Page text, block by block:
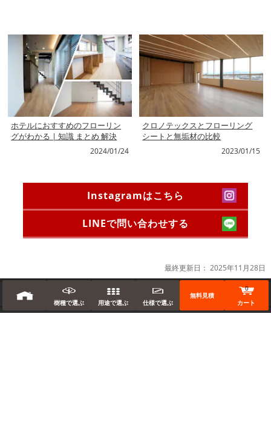
ホテルにおすすめのフローリン
グがわかる | 知識 まとめ 解決
2024/01/24
クロノテックスとフローリング
シートと無垢材の比較
2023/01/15
Instagramはこちら
LINEで問い合わせする
最終更新日：2025年11月28日
樹種で選ぶ 用途で選ぶ 仕様で選ぶ
無料見積
0
カート